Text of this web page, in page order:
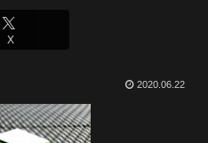
X
2020.06.22